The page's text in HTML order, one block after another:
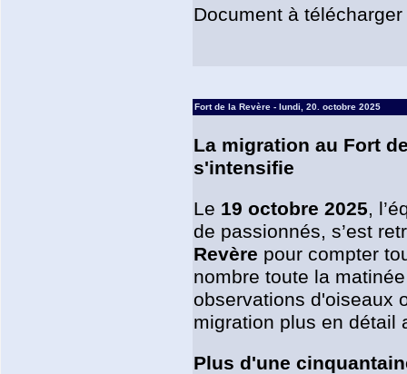
Document à
Fort de la Revère - lundi, 20. octobre 2025
La migration au Fort
s'intensifie
Le 19 octobre 2025,
de passionnés, s’est
Revère pour compter
nombre toute la
observations d'oiseaux
migration plus en détail
Plus d'une